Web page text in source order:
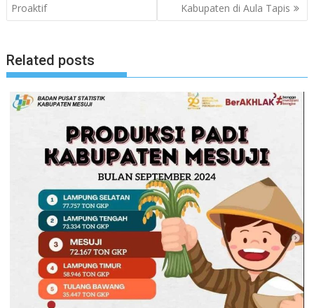
Proaktif
Kabupaten di Aula Tapis
Related posts